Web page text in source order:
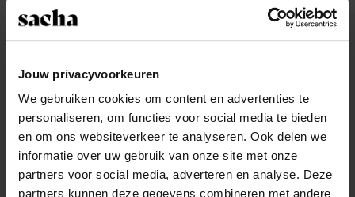
Jouw privacyvoorkeuren
We gebruiken cookies om content en advertenties te
personaliseren, om functies voor social media te bieden
en om ons websiteverkeer te analyseren. Ook delen we
informatie over uw gebruik van onze site met onze
partners voor social media, adverteren en analyse. Deze
partners kunnen deze gegevens combineren met andere